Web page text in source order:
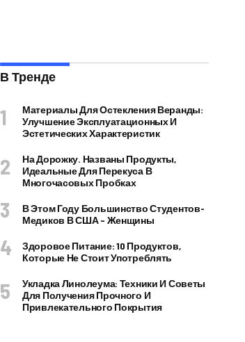
В Тренде
Материалы Для Остекления Веранды:
Улучшение Эксплуатационных И
Эстетических Характеристик
На Дорожку. Названы Продукты,
Идеальные Для Перекуса В
Многочасовых Пробках
В Этом Году Большинство Студентов-
Медиков В США – Женщины
Здоровое Питание: 10 Продуктов,
Которые Не Стоит Употреблять
Укладка Линолеума: Техники И Советы
Для Получения Прочного И
Привлекательного Покрытия